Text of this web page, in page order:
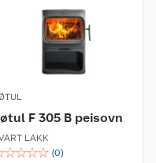
F 305 B peisovn
LAKK
☆☆☆☆ (0)